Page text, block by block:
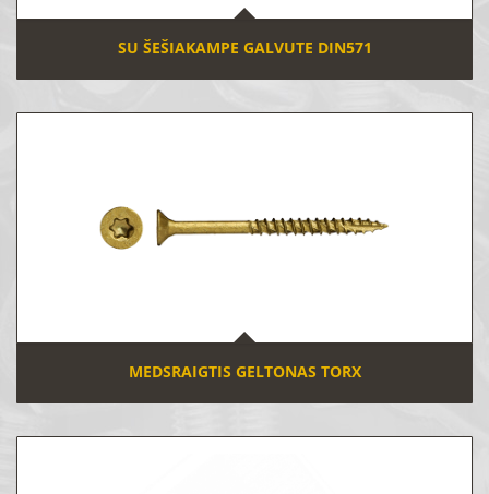
SU ŠEŠIAKAMPE GALVUTE DIN571
MEDSRAIGTIS GELTONAS TORX